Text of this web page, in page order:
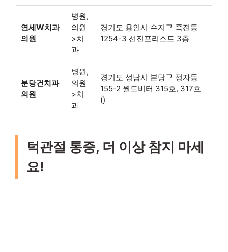
연세W치과
의원
병원,
의원
>치
과
경기도 용인시 수지구 죽전동
1254-3 선진포리스트 3층
분당건치과
의원
병원,
의원
>치
과
경기도 성남시 분당구 정자동
155-2 월드비터 315호, 317호
()
턱관절 통증, 더 이상 참지 마세
요!